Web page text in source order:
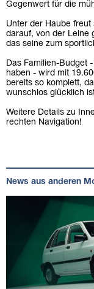
Gegenwert für die
Unter der Haube
darauf, von der Leine
das seine zum
Das Familien-Budget
haben - wird mit
bereits so komplett,
wunschlos glücklich
Weitere Details zu
rechten Navigation!
News aus anderen